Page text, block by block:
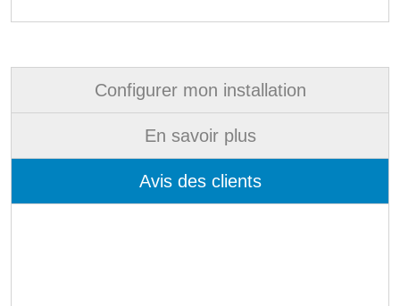
Configurer mon installation
En savoir plus
Avis des clients